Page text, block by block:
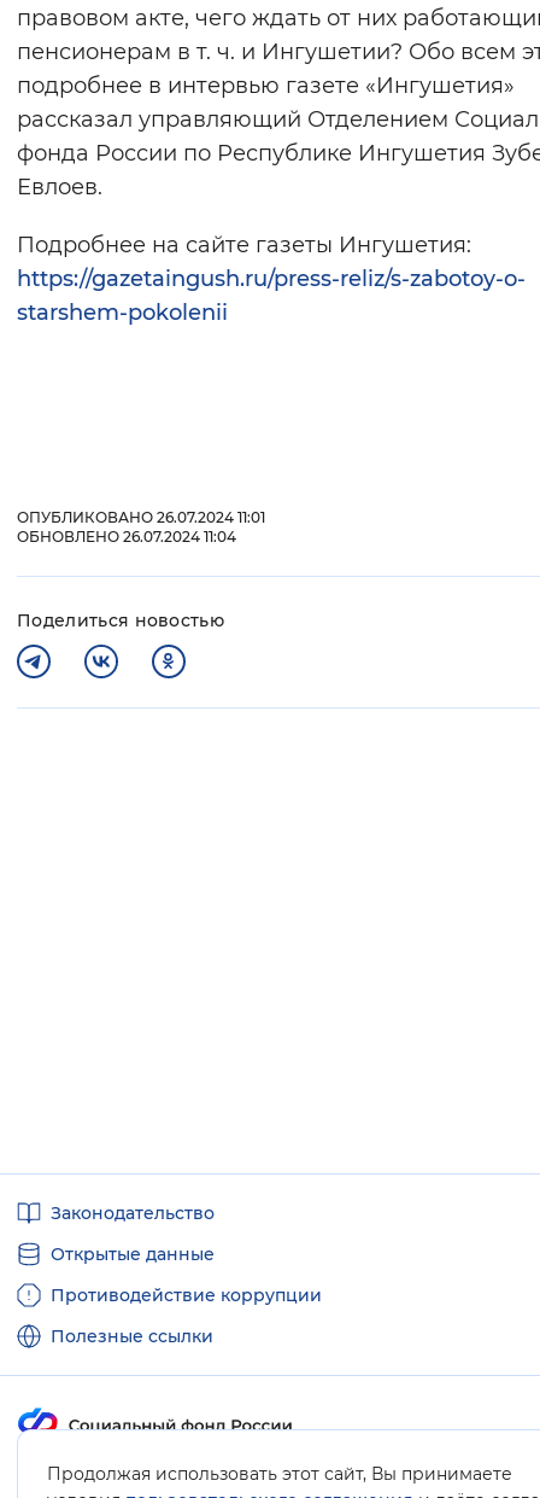
правовом акте, чего ждать от них
пенсионерам в т. ч. и Ингушетии? Обо всем
подробнее в интервью газете «Ингушетия»
рассказал управляющий Отделением
фонда России по Республике Ингушетия
Евлоев.
Подробнее на сайте газеты Ингушетия:
https://gazetaingush.ru/press-reliz/s-zabotoy-o-
starshem-pokolenii
ОПУБЛИКОВАНО 26.07.2024 11:01
ОБНОВЛЕНО 26.07.2024 11:04
Поделиться новостью
Продолжая использовать этот сайт, Вы принимаете
ссылкиЗаконодательство
Открытые данные
Противодействие коррупции
Полезные ссылки
Карта сайта